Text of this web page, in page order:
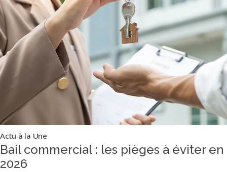
Actu à la Une
Bail commercial : les pièges à éviter en
2026